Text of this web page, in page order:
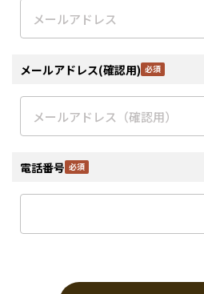
メールアドレス(確認用)
電話番号